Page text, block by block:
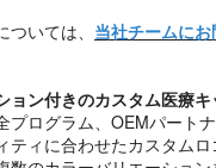
いては、 当社チームに
ョン付きのカスタム医療キ
プログラム、OEMパート
ティに合わせたカスタム